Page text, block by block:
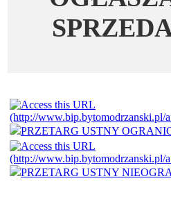
PRZETARG USTNY
PRZETARG USTNY